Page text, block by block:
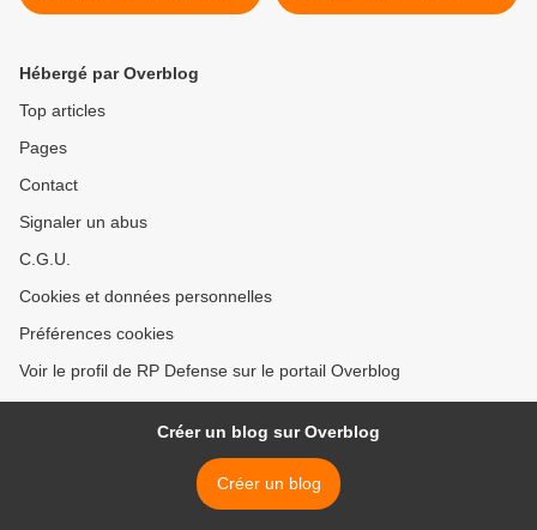
budgétaires
le moment >
Hébergé par Overblog
Top articles
Pages
Contact
Signaler un abus
C.G.U.
Cookies et données personnelles
Préférences cookies
Voir le profil de RP Defense sur le portail Overblog
Créer un blog sur Overblog
Créer un blog